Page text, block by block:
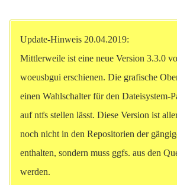
Update-Hinweis 20.04.2019:
Mittlerweile ist eine neue Version 3.3.0
woeusbgui erschienen. Die grafische
einen Wahlschalter für den Dateisystem-
auf ntfs stellen lässt. Diese Version ist
noch nicht in den Repositorien der
enthalten, sondern muss ggfs. aus den
werden.